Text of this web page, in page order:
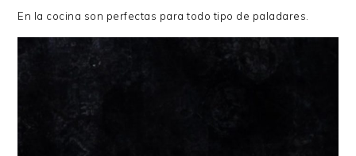
En la cocina son perfectas para todo tipo de paladares.